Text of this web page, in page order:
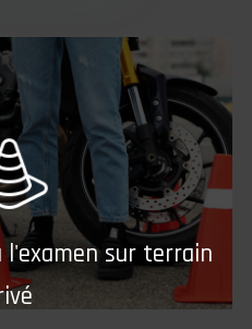
l'examen sur terrain